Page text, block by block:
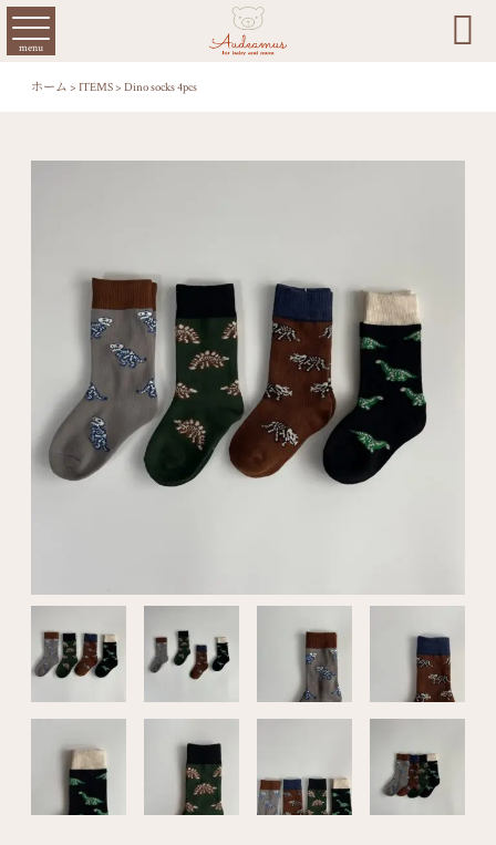
menu 
ホーム > ITEMS> Dino socks 4pcs